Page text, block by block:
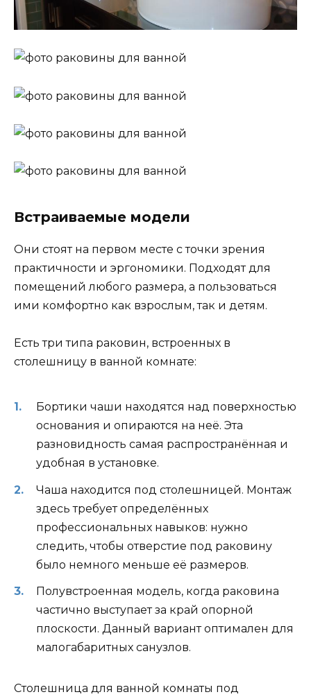
Встраиваемые модели
Они стоят на первом месте с точки зрения
практичности и эргономики. Подходят для
помещений любого размера, а пользоваться
ими комфортно как взрослым, так и детям.
Есть три типа раковин, встроенных в
столешницу в ванной комнате:
Бортики чаши находятся над поверхностью
основания и опираются на неё. Эта
разновидность самая распространённая и
удобная в установке.
Чаша находится под столешницей. Монтаж
здесь требует определённых
профессиональных навыков: нужно
следить, чтобы отверстие под раковину
было немного меньше её размеров.
Полувстроенная модель, когда раковина
частично выступает за край опорной
плоскости. Данный вариант оптимален для
малогабаритных санузлов.
Столешница для ванной комнаты под